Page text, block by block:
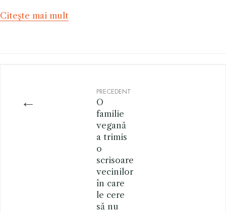
Citeşte mai mult
←
PRECEDENT
O
familie
vegană
a trimis
o
scrisoare
vecinilor
în care
le cere
să nu